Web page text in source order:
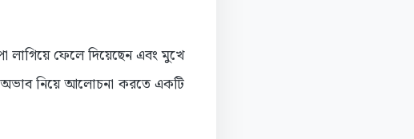
লাগিয়ে ফেলে দিয়েছেন এবং মুখে
অভাব নিয়ে আলোচনা করতে একটি